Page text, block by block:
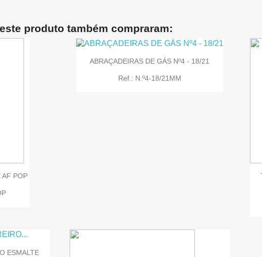
produto também compraram:
AF POP
ABRAÇADEIRAS DE GÁS Nº4 - 18/21
Ref.: N.º4-18/21MM
ESMALTE